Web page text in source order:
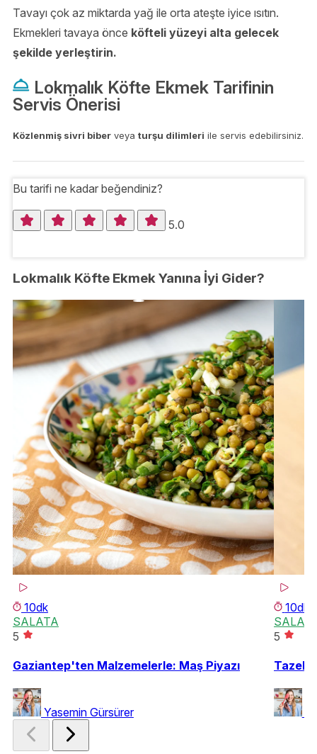
Tavayı çok az miktarda yağ ile orta ateşte iyice ısıtın.
Ekmekleri tavaya önce köfteli yüzeyi alta gelecek
şekilde yerleştirin.
Lokmalık Köfte Ekmek Tarifinin
Servis Önerisi
Közlenmiş sivri biber veya turşu dilimleri ile servis edebilirsiniz.
Bu tarifi ne kadar beğendiniz?
5.0
Lokmalık Köfte Ekmek Yanına İyi Gider?
10dk
SALATA
5
Gaziantep'ten Malzemelerle: Maş Piyazı
Yasemin Gürsürer
10dk
5